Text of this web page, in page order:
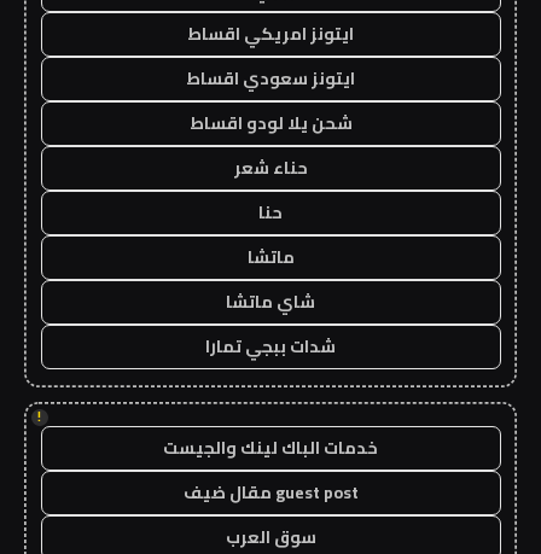
ايتونز امريكي اقساط
ايتونز سعودي اقساط
شحن يلا لودو اقساط
حناء شعر
حنا
ماتشا
شاي ماتشا
شدات ببجي تمارا
!
خدمات الباك لينك والجيست
guest post مقال ضيف
سوق العرب